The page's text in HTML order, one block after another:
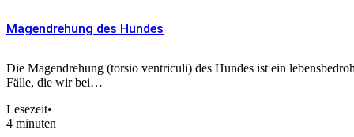
Magendrehung des Hundes
Die Magendrehung (torsio ventriculi) des Hundes ist ein
Fälle, die wir bei…
Lesezeit•
4 minuten